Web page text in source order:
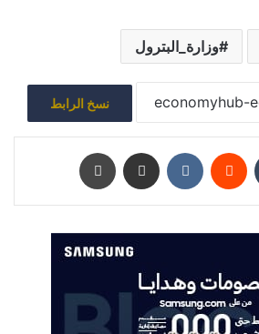
وزارة_البترول
نسخ الرابط